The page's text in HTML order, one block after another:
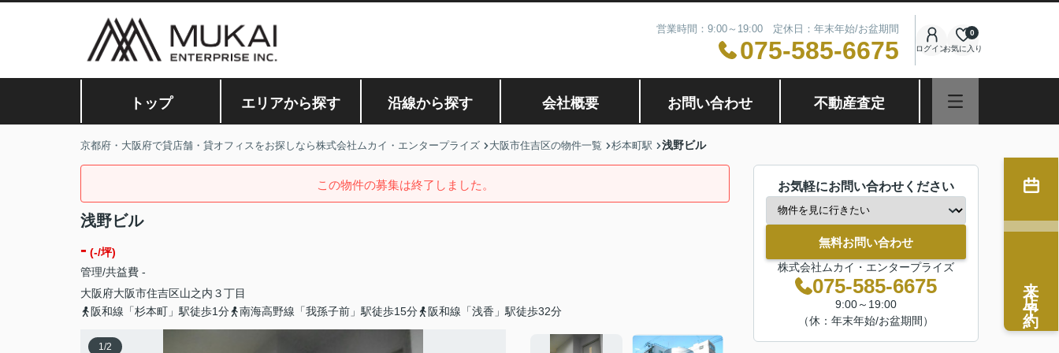
営業時間：9:00～19:00 定休日：年末年始/お盆期間
075-585-6675 ログインお気に入り
0
トップ エリアから探す 沿線から探す 会社概要 お問い合わせ 不動産査定
京都府・大阪府で貸店舗・貸オフィスをお探しなら株式会社ムカイ・エンタープライズ 大阪市住吉区の物件一覧 杉本町駅 浅野ビル
この物件の募集は終了しました。
浅野ビル
- (-/坪)
管理/共益費 -
大阪府大阪市住吉区山之内 ３丁目
阪和線「杉本町」駅徒歩1分
南海高野線「我孫子前」駅徒歩15分 阪和線「浅香」駅徒歩32分
1/2
お気軽にお問い合わせください
無料お問い合わせ
株式会社ムカイ・エンタープライズ
075-585-6675
9:00～19:00
（休：年末年始/お盆期間）
来店予約